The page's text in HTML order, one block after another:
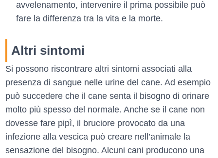
avvelenamento, intervenire il prima possibile può
fare la differenza tra la vita e la morte.
Altri sintomi
Si possono riscontrare altri sintomi associati alla
presenza di sangue nelle urine del cane. Ad esempio
può succedere che il cane senta il bisogno di orinare
molto più spesso del normale. Anche se il cane non
dovesse fare pipì, il bruciore provocato da una
infezione alla vescica può creare nell’animale la
sensazione del bisogno. Alcuni cani producono una